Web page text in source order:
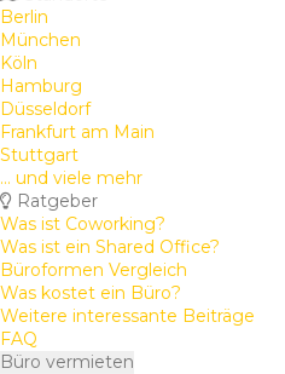
Berlin
München
Köln
Hamburg
Düsseldorf
Frankfurt am Main
Stuttgart
... und viele mehr
Ratgeber
Was ist Coworking?
Was ist ein Shared Office?
Büroformen Vergleich
Was kostet ein Büro?
Weitere interessante Beiträge
FAQ
Büro vermieten